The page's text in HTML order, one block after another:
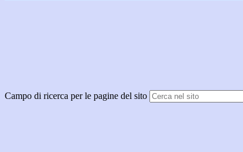
Campo di ricerca per le pagine del sito